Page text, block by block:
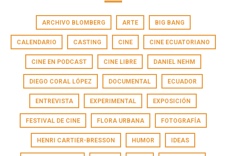
ARCHIVO BLOMBERG ARTE BIG BANG
CALENDARIO CASTING CINE CINE ECUATORIANO
CINE EN PODCAST CINE LIBRE DANIEL NEHM
DIEGO CORAL LÓPEZ DOCUMENTAL ECUADOR
ENTREVISTA EXPERIMENTAL EXPOSICIÓN
FESTIVAL DE CINE FLORA URBANA FOTOGRAFÍA
HENRI CARTIER-BRESSON HUMOR IDEAS